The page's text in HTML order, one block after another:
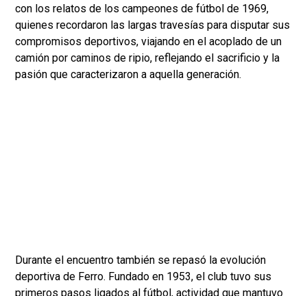
con los relatos de los campeones de fútbol de 1969,
quienes recordaron las largas travesías para disputar sus
compromisos deportivos, viajando en el acoplado de un
camión por caminos de ripio, reflejando el sacrificio y la
pasión que caracterizaron a aquella generación.
Durante el encuentro también se repasó la evolución
deportiva de Ferro. Fundado en 1953, el club tuvo sus
primeros pasos ligados al fútbol, actividad que mantuvo